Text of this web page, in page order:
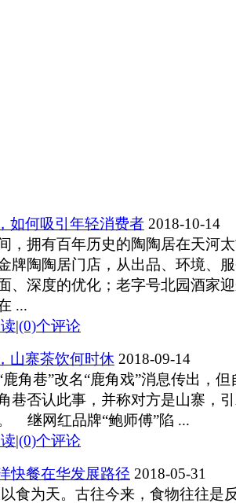
如何吸引年轻消费者 2018-10-14
，拥有百年历史的陶陶居在天河
牌陶陶居门店，从出品、环境、
、深度的优化；老字号北园酒家
...
|(0)个评论
山寨茶饮何时休 2018-09-14
鹿角巷”改名“鹿角戏”消息传出，但
巷否认此事，并称对方是山寨，
继网红品牌“鲍师傅”陷 ...
|(0)个评论
快餐在华发展路径 2018-05-31
食为天。古往今来，食物往往是